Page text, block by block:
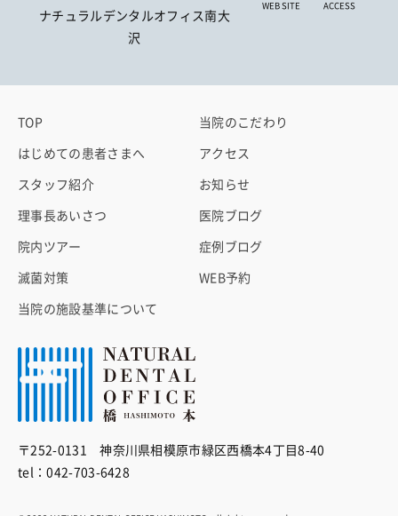
ナチュラルデンタルオフィス南大
沢
WEB SITE ACCESS
TOP
はじめての患者さまへ
スタッフ紹介
理事長あいさつ
院内ツアー
滅菌対策
当院の施設基準について
当院のこだわり
アクセス
お知らせ
医院ブログ
症例ブログ
WEB予約
〒252-0131 神奈川県相模原市緑区西橋本4丁目8-40
tel：042-703-6428